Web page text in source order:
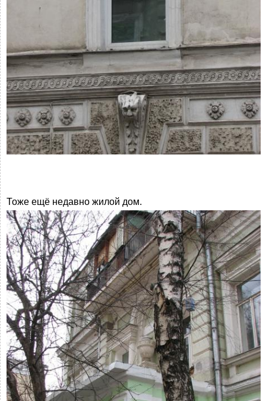
Тоже ещё недавно жилой дом.